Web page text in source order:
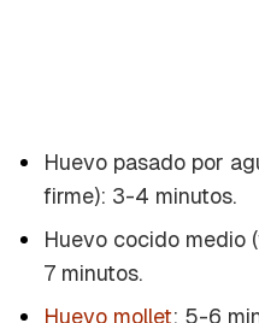
Huevo pasado por
firme): 3-4 minutos.
Huevo cocido medio
7 minutos.
Huevo mollet: 5-6